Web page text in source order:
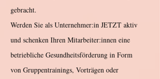
gebracht.
Werden Sie als Unternehmer:in JETZT aktiv
und schenken Ihren Mitarbeiter:innen eine
betriebliche Gesundheitsförderung in Form
von Gruppentrainings, Vorträgen oder